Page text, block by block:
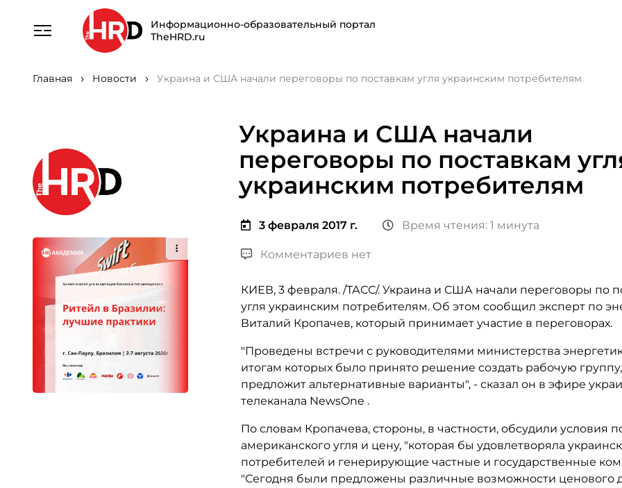
Информационно-образовательный портал
TheHRD.ru
Главная Новости Украина и США начали переговоры по поставкам угля украинским потребителям
Украина и США начали
переговоры по поставкам
украинским потребителям
3 февраля 2017 г. Время чтения: 1 минута
Комментариев нет
КИЕВ, 3 февраля. /ТАСС/. Украина и США начали переговоры по
угля украинским потребителям. Об этом сообщил эксперт по
Виталий Кропачев, который принимает участие в переговорах.
"Проведены встречи с руководителями министерства
итогам которых было принято решение создать рабочую группу,
предложит альтернативные варианты", - сказал он в эфире
телеканала NewsOne .
По словам Кропачева, стороны, в частности, обсудили условия
американского угля и цену, "которая бы удовлетворяла
потребителей и генерирующие частные и государственные
"Сегодня были предложены различные возможности ценового